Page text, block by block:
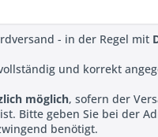
- in der Regel mit
und korrekt
möglich, sofern der
ist. Bitte geben Sie bei der
benötigt.